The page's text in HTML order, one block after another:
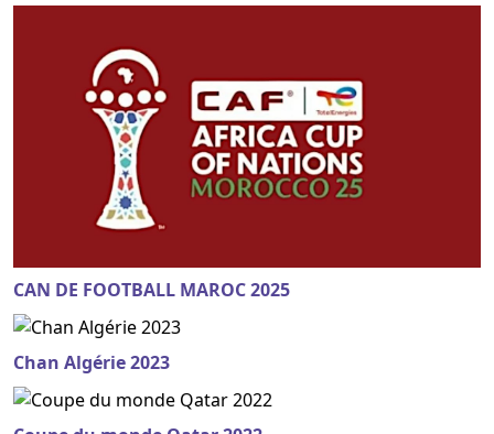
CAN DE FOOTBALL MAROC 2025
Chan Algérie 2023